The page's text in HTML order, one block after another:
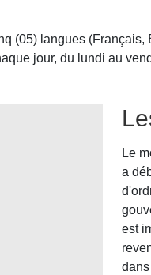
(05) langues
jour, du lundi au
Le
a
est